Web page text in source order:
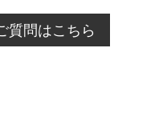
ぎている場合のご予約
接ご予約の店舗まで
質問はこちら